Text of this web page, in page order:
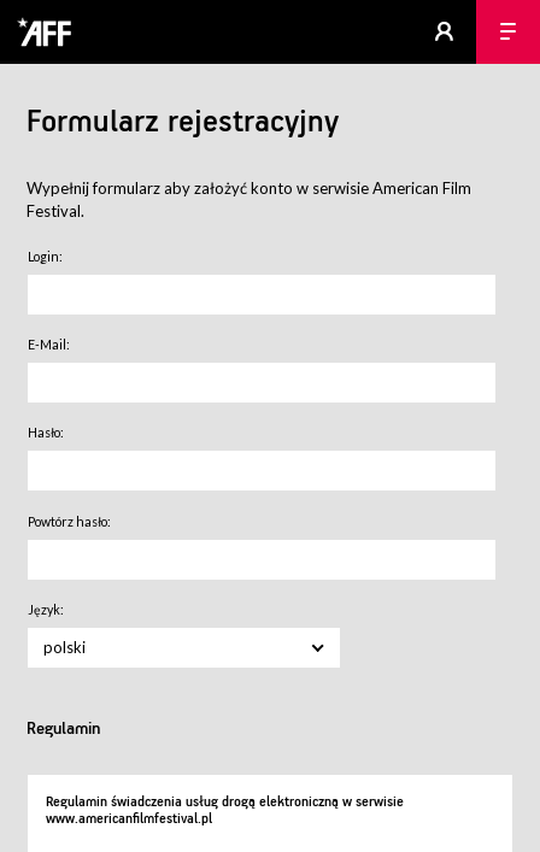
Formularz rejestracyjny
Wypełnij formularz aby założyć konto w serwisie American Film
Festival.
Login:
E-Mail:
Hasło:
Powtórz hasło:
Język:
polski
Regulamin
Regulamin świadczenia usług drogą elektroniczną w serwisie
www.americanfilmfestival.pl